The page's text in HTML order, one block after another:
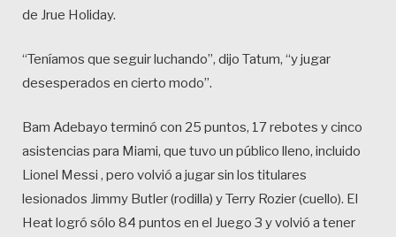
de Jrue Holiday.
“Teníamos que seguir luchando”, dijo Tatum, “y jugar
desesperados en cierto modo”.
Bam Adebayo terminó con 25 puntos, 17 rebotes y cinco
asistencias para Miami, que tuvo un público lleno, incluido
Lionel Messi , pero volvió a jugar sin los titulares
lesionados Jimmy Butler (rodilla) y Terry Rozier (cuello). El
Heat logró sólo 84 puntos en el Juego 3 y volvió a tener